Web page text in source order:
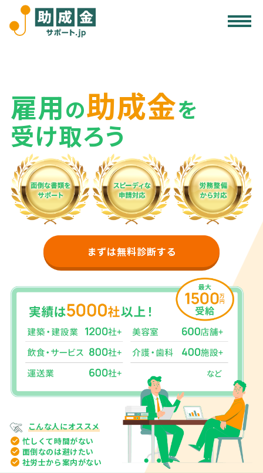
受給事例
雇用の助成金を
受け取ろう
まずは無料診断する
こんな人にオススメ
忙しくて時間がない
面倒なのは避けたい
社労士から案内がない